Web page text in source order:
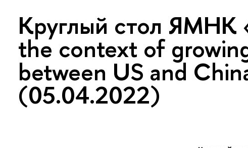
Круглый стол ЯМНК
the context of
between US and
(05.04.2022)